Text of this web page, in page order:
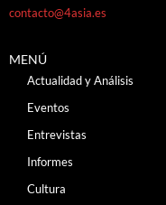
contacto@4asia.es
MENÚ
Actualidad y Análisis
Eventos
Entrevistas
Informes
Cultura